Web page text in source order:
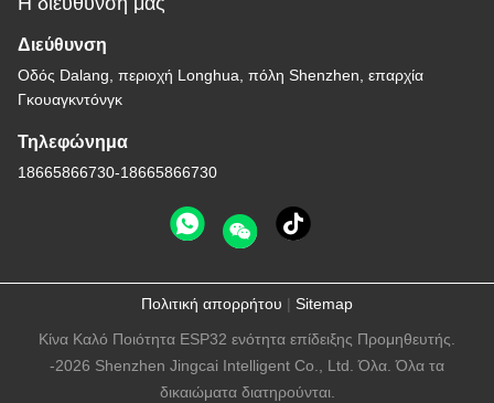
Διεύθυνση
Οδός Dalang, περιοχή Longhua, πόλη Shenzhen, επαρχία
Γκουαγκντόνγκ
Τηλεφώνημα
18665866730-18665866730
Πολιτική απορρήτου | Sitemap
Κίνα Καλό Ποιότητα ESP32 ενότητα επίδειξης Προμηθευτής.
-2026 Shenzhen Jingcai Intelligent Co., Ltd. Όλα. Όλα τα
δικαιώματα διατηρούνται.